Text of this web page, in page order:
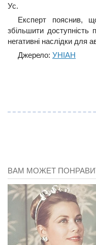
Ус.
Експерт пояснив,
збільшити доступність
негативні наслідки для
Джерело: УНІАН